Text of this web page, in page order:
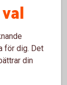
dig att
jobba för
för dig. Det
din